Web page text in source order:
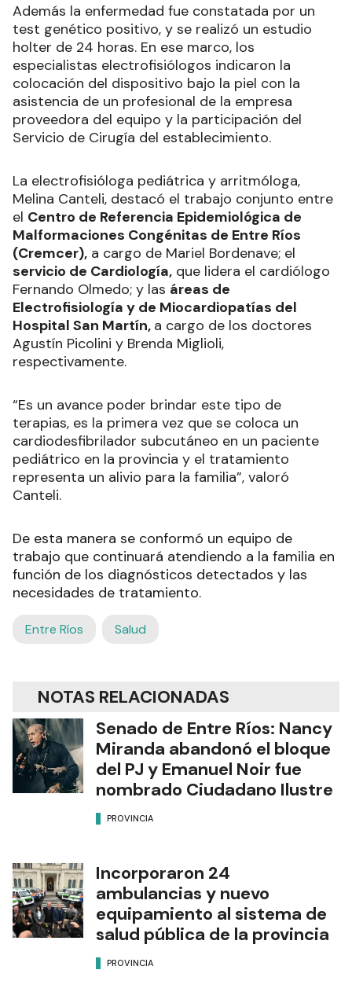
Además la enfermedad fue constatada por un
test genético positivo, y se realizó un estudio
holter de 24 horas. En ese marco, los
especialistas electrofisiólogos indicaron la
colocación del dispositivo bajo la piel con la
asistencia de un profesional de la empresa
proveedora del equipo y la participación del
Servicio de Cirugía del establecimiento.
La electrofisióloga pediátrica y arritmóloga,
Melina Canteli, destacó el trabajo conjunto entre
el Centro de Referencia Epidemiológica de
Malformaciones Congénitas de Entre Ríos
(Cremcer), a cargo de Mariel Bordenave; el
servicio de Cardiología, que lidera el cardiólogo
Fernando Olmedo; y las áreas de
Electrofisiología y de Miocardiopatías del
Hospital San Martín, a cargo de los doctores
Agustín Picolini y Brenda Miglioli,
respectivamente.
“Es un avance poder brindar este tipo de
terapias, es la primera vez que se coloca un
cardiodesfibrilador subcutáneo en un paciente
pediátrico en la provincia y el tratamiento
representa un alivio para la familia”, valoró
Canteli.
De esta manera se conformó un equipo de
trabajo que continuará atendiendo a la familia en
función de los diagnósticos detectados y las
necesidades de tratamiento.
Entre Ríos Salud
NOTAS RELACIONADAS
Senado de Entre Ríos: Nancy
Miranda abandonó el bloque
del PJ y Emanuel Noir fue
nombrado Ciudadano Ilustre
PROVINCIA
Incorporaron 24
ambulancias y nuevo
equipamiento al sistema de
salud pública de la provincia
PROVINCIA